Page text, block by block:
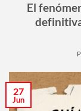
El
27
Jun